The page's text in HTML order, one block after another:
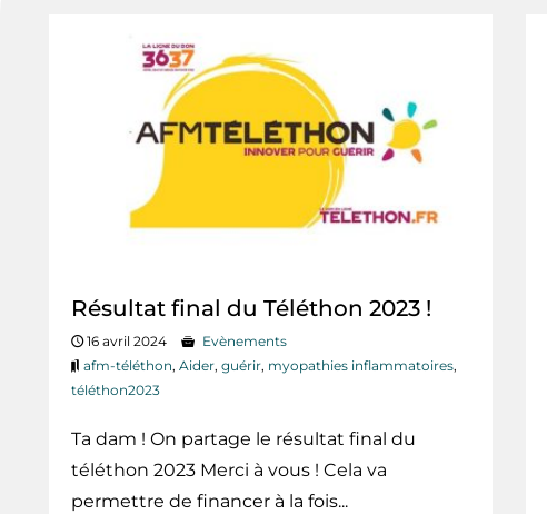
Résultat final du Téléthon 2023 !
16 avril 2024
Evènements
afm-téléthon, Aider, guérir, myopathies inflammatoires,
téléthon2023
Ta dam ! On partage le résultat final du
téléthon 2023 Merci à vous ! Cela va
permettre de financer à la fois...